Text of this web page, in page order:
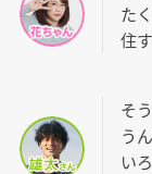
た
住
そ
う
い